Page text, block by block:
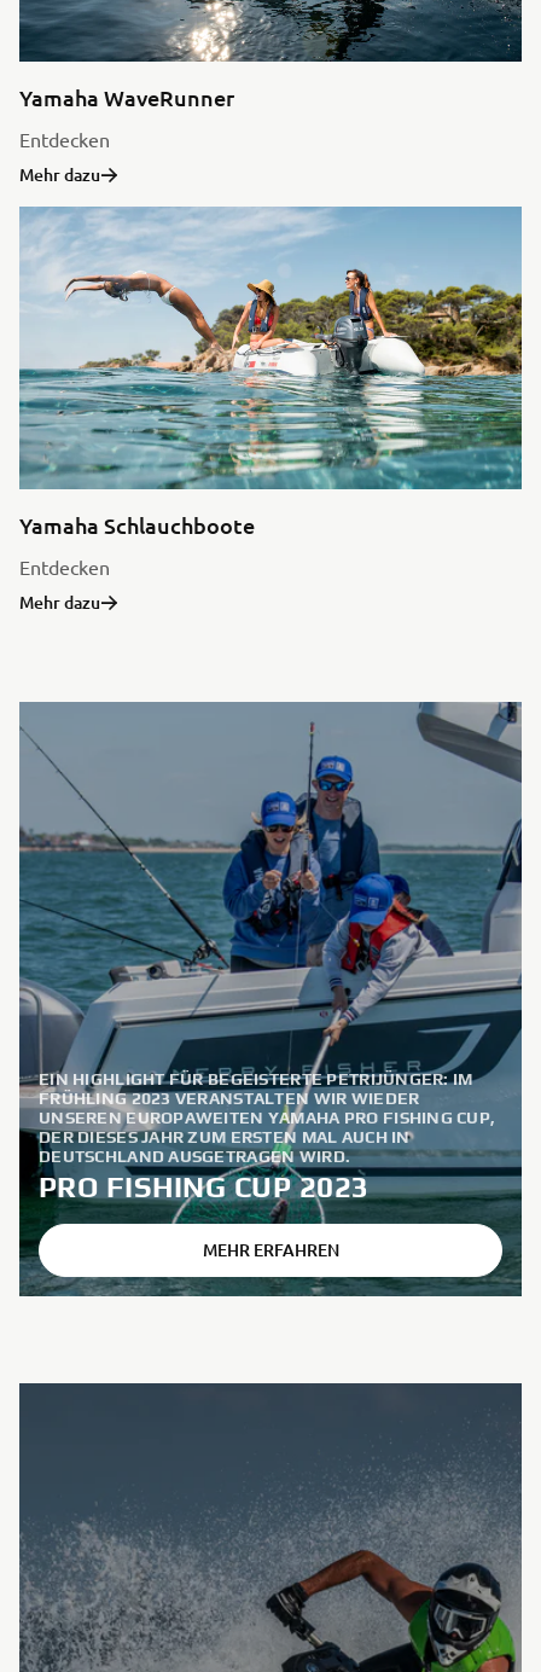
Yamaha WaveRunner
Entdecken
Mehr dazu
Yamaha Schlauchboote
Entdecken
Mehr dazu
EIN HIGHLIGHT FÜR BEGEISTERTE PETRIJÜNGER: IM
FRÜHLING 2023 VERANSTALTEN WIR WIEDER
UNSEREN EUROPAWEITEN YAMAHA PRO FISHING CUP,
DER DIESES JAHR ZUM ERSTEN MAL AUCH IN
DEUTSCHLAND AUSGETRAGEN WIRD.
PRO FISHING CUP 2023
MEHR ERFAHREN